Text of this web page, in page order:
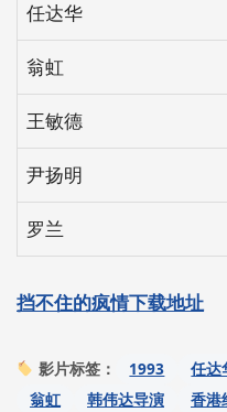
任达华
翁虹
王敏德
尹扬明
罗兰
挡不住的疯情下载地址
影片标签： 1993 任达
翁虹
韩伟达导演 香港